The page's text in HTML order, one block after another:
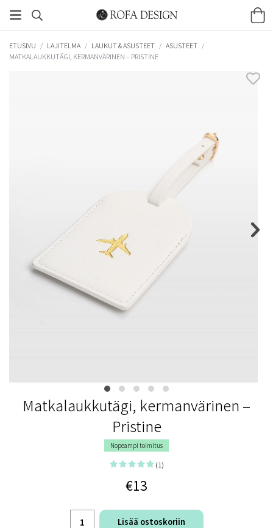
ETUSIVU / LAJITELMA / LAUKUT & ASUSTEET / ASUSTEET /
MATKALAUKKUTÄGI, KERMANVÄRINEN – PRISTINE
Matkalaukkutägi, kermanvärinen –
Pristine
Nopeampi toimitus
(1)
€13
Lisää ostoskoriin